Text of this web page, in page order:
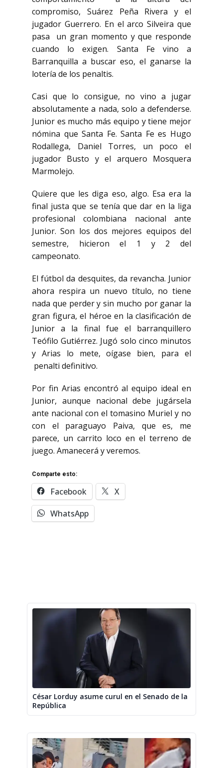
compromiso, Suárez Peña Rivera y el
jugador Guerrero. En el arco Silveira que
pasa
un gran momento y que responde
cuando lo exigen. Santa Fe vino a
Barranquilla a buscar eso, el ganarse la
lotería de los penaltis.
Casi que lo consigue, no vino a jugar
absolutamente a nada, solo a defenderse.
Junior es mucho más equipo y tiene mejor
nómina que Santa Fe. Santa Fe es Hugo
Rodallega, Daniel Torres, un poco el
jugador Busto y el arquero Mosquera
Marmolejo.
Quiere que les diga eso, algo. Esa era la
final justa que se tenía que dar en la liga
profesional colombiana nacional ante
Junior. Son los dos mejores equipos del
semestre, hicieron el 1 y 2 del
campeonato.
El fútbol da desquites, da revancha. Junior
ahora respira un nuevo título, no tiene
nada que perder y sin mucho por ganar la
gran figura, el héroe en la clasificación de
Junior a la final fue el
barranquillero
Teófilo Gutiérrez. Jugó solo cinco minutos
y Arias lo mete, oígase bien, para el
penalti definitivo.
Por fin Arias encontró al equipo ideal en
Junior, aunque nacional debe jugársela
ante nacional con el tomasino Muriel y no
con el paraguayo Paiva, que es, me
parece, un carrito loco en el terreno de
juego. Amanecerá y veremos.
Comparte esto:
Facebook
X
WhatsApp
César Lorduy asume curul en el Senado de la
República